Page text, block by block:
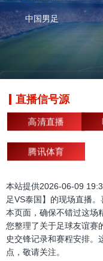
中国男足
直播信号源
高清直播
腾讯体育
本站提供2026-06-09
足VS泰国】的现场直播
本页面，确保不错过这场
您整理了关于足球友谊赛
史交锋记录和赛程安排。
点，敬请关注。